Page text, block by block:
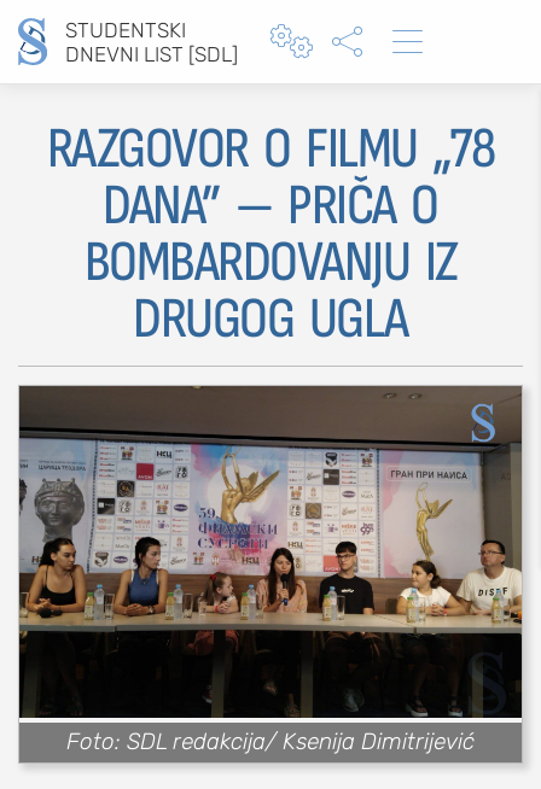
STUDENTSKI
DNEVNI LIST [SDL]
  
Type 2 or more characters for results.
MOJ SDL
prijava
SEKCIJE
društvo
kultura
sport
fudbal
košarka
e-sport
ostali sportovi
RAZGOVOR O FILMU „78
DANA” — PRIČA O
BOMBARDOVANJU IZ
DRUGOG UGLA
Foto: SDL redakcija/ Ksenija Dimitrijević